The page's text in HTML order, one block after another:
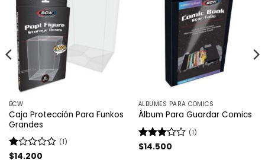
BCW
Caja Protección Para Funkos
Grandes
Valorado
(1)
$14.200
ÁLBUMES PARA COMICS
Álbum Para Guardar Comics
Valorado
(1)
$14.500